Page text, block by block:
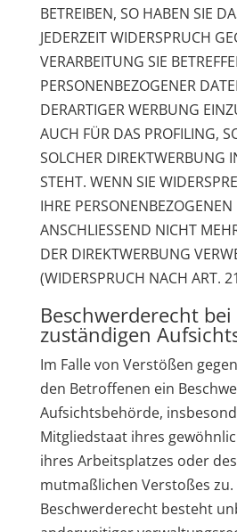
BETREIBEN, SO HABEN SIE
JEDERZEIT WIDERSPRUCH
VERARBEITUNG SIE
PERSONENBEZOGENER
DERARTIGER WERBUNG
AUCH FÜR DAS PROFILING,
SOLCHER DIREKTWERBUNG
STEHT. WENN SIE
IHRE
ANSCHLIESSEND NICHT
DER DIREKTWERBUNG
(WIDERSPRUCH NACH ART.
Beschwerde­recht
zuständigen
Im Falle von Verstößen
den Betroffenen ein
Aufsichtsbehörde,
Mitgliedstaat ihres
ihres Arbeitsplatzes oder
mutmaßlichen Verstoßes zu.
Beschwerderecht besteht